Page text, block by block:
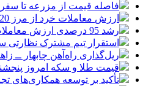
فاصله قیمت از مزرعه تا
ارزش معاملات خرد از مرز 20 همت عبور کرد
رشد 95 درصدی ارزش معاملات بورس‌های کالایی
استقرار تیم مشترک نظارتی
ریل‌گذاری راه‌آهن چابهار ــ
قیمت طلا و سکه امروز پنجشنبه 15مرداد/ تمام قیمت ها بر مدار افزایش
تأکید بر توسعه همکاری‌های